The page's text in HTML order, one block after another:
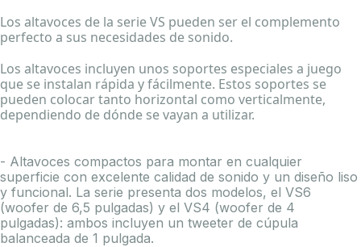
Los altavoces de la serie VS pueden ser el complemento
perfecto a sus necesidades de sonido.
Los altavoces incluyen unos soportes especiales a juego
que se instalan rápida y fácilmente. Estos soportes se
pueden colocar tanto horizontal como verticalmente,
dependiendo de dónde se vayan a utilizar.
- Altavoces compactos para montar en cualquier
superficie con excelente calidad de sonido y un diseño liso
y funcional. La serie presenta dos modelos, el VS6
(woofer de 6,5 pulgadas) y el VS4 (woofer de 4
pulgadas): ambos incluyen un tweeter de cúpula
balanceada de 1 pulgada.